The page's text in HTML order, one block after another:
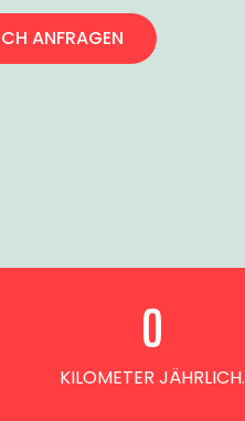
ANFRAGEN
KILOMETER JÄHRLICH.
0